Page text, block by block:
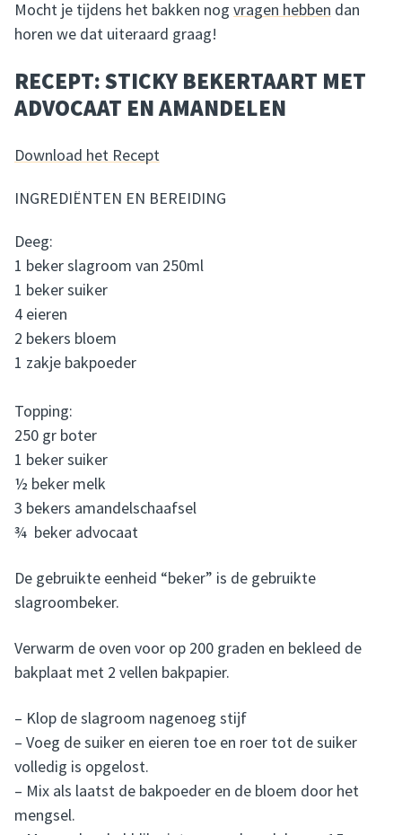
Mocht je tijdens het bakken nog vragen hebben dan
horen we dat uiteraard graag!
RECEPT: STICKY BEKERTAART MET
ADVOCAAT EN AMANDELEN
Download het Recept
INGREDIËNTEN EN BEREIDING
Deeg:
1 beker slagroom van 250ml
1 beker suiker
4 eieren
2 bekers bloem
1 zakje bakpoeder
Topping:
250 gr boter
1 beker suiker
½ beker melk
3 bekers amandelschaafsel
¾ beker advocaat
De gebruikte eenheid “beker” is de gebruikte
slagroombeker.
Verwarm de oven voor op 200 graden en bekleed de
bakplaat met 2 vellen bakpapier.
– Klop de slagroom nagenoeg stijf
– Voeg de suiker en eieren toe en roer tot de suiker
volledig is opgelost.
– Mix als laatst de bakpoeder en de bloem door het
mengsel.